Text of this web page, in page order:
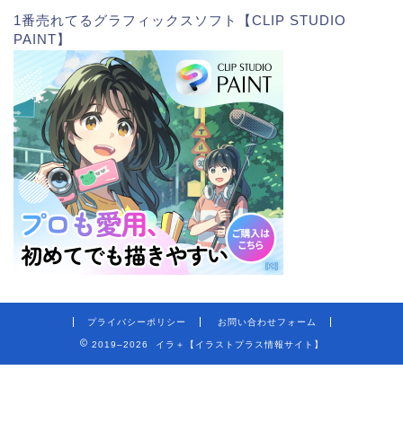
1番売れてるグラフィックスソフト【CLIP STUDIO
PAINT】
プライバシーポリシー お問い合わせフォーム
2019–2026 イラ＋【イラストプラス情報サイト】